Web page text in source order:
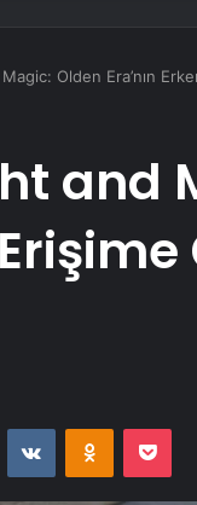
Olden Era’nın Erken
and
VKontakte